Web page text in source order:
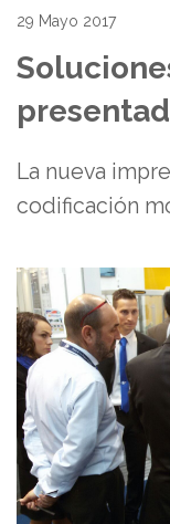
29 Mayo 2017
La nueva
codificación